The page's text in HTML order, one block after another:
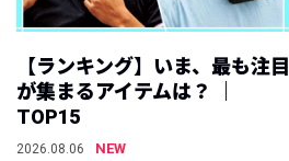
【ランキング】いま、最も注目
が集まるアイテムは？ ｜
TOP15
2026.08.06
NEW